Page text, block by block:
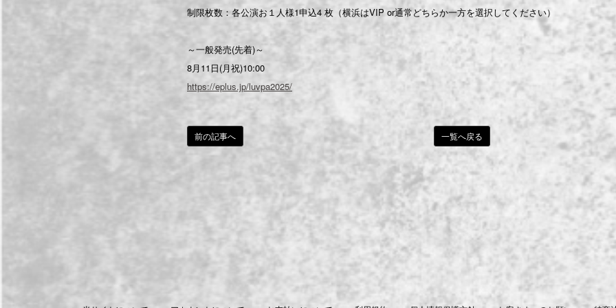
制限枚数：各公演お１人様1申込4 枚（横浜はVIP or通常どちらか一方を選択してください）
～一般発売(先着)～
8月11日(月祝)10:00
https://eplus.jp/luvpa2025/
一覧へ戻る
前の記事へ